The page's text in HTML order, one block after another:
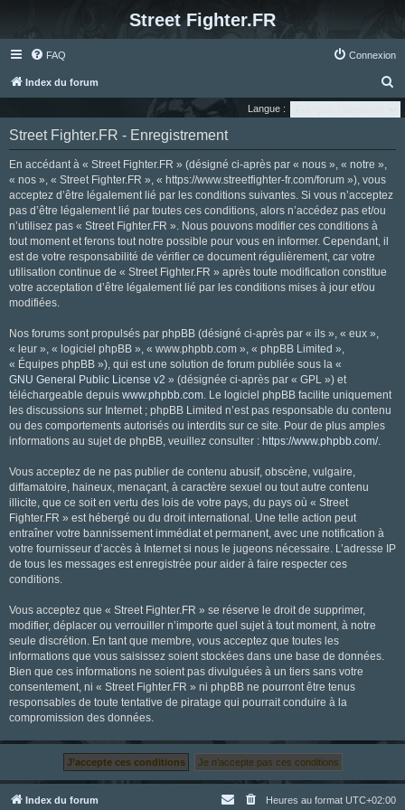
Street Fighter.FR
FAQ Connexion
Index du forum
e
Langue :
Street Fighter.FR - Enregistrement
En accédant à « Street Fighter.FR » (désigné ci-après par « nous », « notre »,
« nos », « Street Fighter.FR », « https://www.streetfighter-fr.com/forum »), vous
acceptez d’être légalement lié par les conditions suivantes. Si vous n’acceptez
pas d’être légalement lié par toutes ces conditions, alors n’accédez pas et/ou
n’utilisez pas « Street Fighter.FR ». Nous pouvons modifier ces conditions à
tout moment et ferons tout notre possible pour vous en informer. Cependant, il
est de votre responsabilité de vérifier ce document régulièrement, car votre
utilisation continue de « Street Fighter.FR » après toute modification constitue
votre acceptation d’être légalement lié par les conditions mises à jour et/ou
modifiées.
Nos forums sont propulsés par phpBB (désigné ci-après par « ils », « eux »,
« leur », « logiciel phpBB », « www.phpbb.com », « phpBB Limited »,
« Équipes phpBB »), qui est une solution de forum publiée sous la «
GNU General Public License v2 » (désignée ci-après par « GPL ») et
téléchargeable depuis www.phpbb.com. Le logiciel phpBB facilite uniquement
les discussions sur Internet ; phpBB Limited n’est pas responsable du contenu
ou des comportements autorisés ou interdits sur ce site. Pour de plus amples
informations au sujet de phpBB, veuillez consulter : https://www.phpbb.com/.
Vous acceptez de ne pas publier de contenu abusif, obscène, vulgaire,
diffamatoire, haineux, menaçant, à caractère sexuel ou tout autre contenu
illicite, que ce soit en vertu des lois de votre pays, du pays où « Street
Fighter.FR » est hébergé ou du droit international. Une telle action peut
entraîner votre bannissement immédiat et permanent, avec une notification à
votre fournisseur d’accès à Internet si nous le jugeons nécessaire. L’adresse IP
de tous les messages est enregistrée pour aider à faire respecter ces
conditions.
Vous acceptez que « Street Fighter.FR » se réserve le droit de supprimer,
modifier, déplacer ou verrouiller n’importe quel sujet à tout moment, à notre
seule discrétion. En tant que membre, vous acceptez que toutes les
informations que vous saisissez soient stockées dans une base de données.
Bien que ces informations ne soient pas divulguées à un tiers sans votre
consentement, ni « Street Fighter.FR » ni phpBB ne pourront être tenus
responsables de toute tentative de piratage qui pourrait conduire à la
compromission des données.
Index du forum Heures au format UTC+02:00